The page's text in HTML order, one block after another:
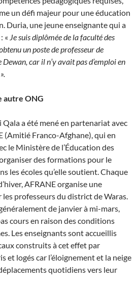
un défi majeur pour une éducation
Duria, une jeune enseignante qui a
« Je suis diplômée de la faculté des
un poste de professeur de
car il n’y avait pas d’emploi en
autre ONG
a été mené en partenariat avec
(Amitié Franco-Afghane), qui en
le Ministère de l’Éducation des
des formations pour le
les écoles qu’elle soutient. Chaque
AFRANE organise une
professeurs du district de Waras.
de janvier à mi-mars,
cours en raison des conditions
Les enseignants sont accueillis
construits à cet effet par
et logés car l’éloignement et la neige
quotidiens vers leur